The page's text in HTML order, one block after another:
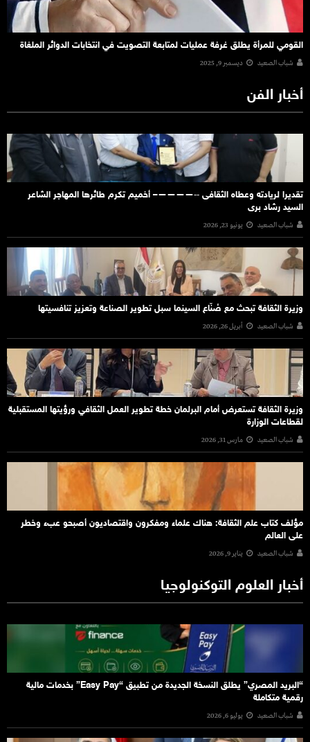
القومي للمرأة يطلق غرفة عمليات لمتابعة التصويت في انتخابات الدوائر الملغاة
شباب الصعيد ديسمبر 9, 2025
أخبار الفن
تقديرا لريادته وعطاه الثقافى ‐‐————– أخميم تكرم طائرها المهاجر الشاعر
السيد رشاد برى
شباب الصعيد يونيو 23, 2026
وزيرة الثقافة تبحث مع صُنّاع السينما سبل تطوير الصناعة وتعزيز تنافسيتها
شباب الصعيد أبريل 26, 2026
وزيرة الثقافة تستعرض أمام البرلمان خطة تطوير العمل الثقافي ورؤيتها المستقبلية
لقطاعات الوزارة
شباب الصعيد مارس 31, 2026
مؤلف كتاب علم الثقافة: هناك علماء ومفكرون واقتصاديون أصبحو عبء وخطر
على العالم
شباب الصعيد يناير 9, 2026
أخبار العلوم التوكنولوجيا
“البريد المصري” يطلق النسخة الجديدة من تطبيق “Easy Pay” بخدمات مالية
رقمية متكاملة
شباب الصعيد يوليو 6, 2026